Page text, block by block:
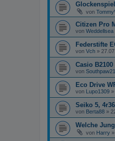
von
Citizen Pro
von Weddellsea
Federstifte
von Vch »
Casio
von
Eco Drive
von Lupo1309 »
Seiko 5,
von Berta88 »
Welche
von Harry »